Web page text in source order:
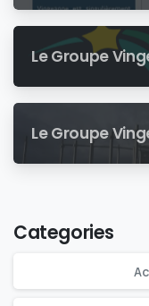
Le Groupe
Le Groupe
Categories